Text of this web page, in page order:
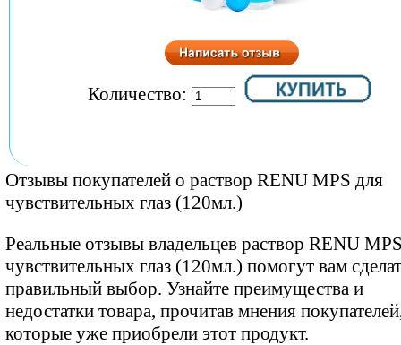
Количество:
Отзывы покупателей о раствор RENU MPS для
чувствительных глаз (120мл.)
Реальные отзывы владельцев раствор RENU
чувствительных глаз (120мл.) помогут вам
правильный выбор. Узнайте преимущества и
недостатки товара, прочитав мнения
которые уже приобрели этот продукт.